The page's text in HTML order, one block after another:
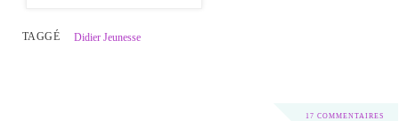
TAGGÉ Didier Jeunesse
17 COMMENTAIRES